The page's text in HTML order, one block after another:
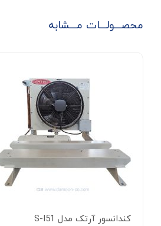
محصـــولـــات مـــشابه
کندانسور آرتک مدل S-I51